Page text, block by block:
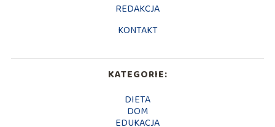
REDAKCJA
KONTAKT
KATEGORIE:
DIETA
DOM
EDUKACJA